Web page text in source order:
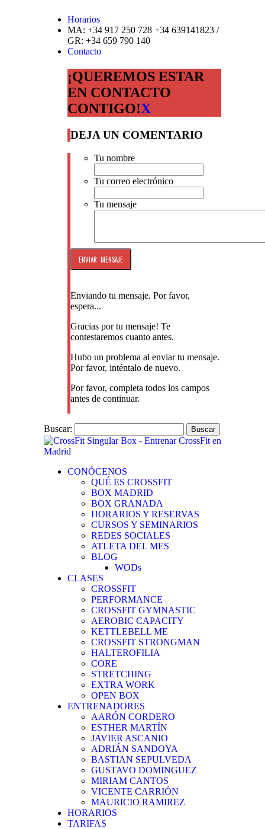
Horarios
MA: +34 917 250 728 +34 639141823 /
GR: +34 659 790 140
Contacto
¡QUEREMOS ESTAR
EN CONTACTO
CONTIGO!X
DEJA UN COMENTARIO
Tu nombre
Tu correo electrónico
Tu mensaje
Enviando tu mensaje. Por favor,
espera...
Gracias por tu mensaje! Te
contestaremos cuanto antes.
Hubo un problema al enviar tu mensaje.
Por favor, inténtalo de nuevo.
Por favor, completa todos los campos
antes de continuar.
Buscar:
CONÓCENOS
QUÉ ES CROSSFIT
BOX MADRID
BOX GRANADA
HORARIOS Y RESERVAS
CURSOS Y SEMINARIOS
REDES SOCIALES
ATLETA DEL MES
BLOG
WODs
CLASES
CROSSFIT
PERFORMANCE
CROSSFIT GYMNASTIC
AEROBIC CAPACITY
KETTLEBELL ME
CROSSFIT STRONGMAN
HALTEROFILIA
CORE
STRETCHING
EXTRA WORK
OPEN BOX
ENTRENADORES
AARÓN CORDERO
ESTHER MARTÍN
JAVIER ASCANIO
ADRIÁN SANDOYA
BASTIAN SEPULVEDA
GUSTAVO DOMINGUEZ
MIRIAM CANTOS
VICENTE CARRIÓN
MAURICIO RAMIREZ
HORARIOS
TARIFAS